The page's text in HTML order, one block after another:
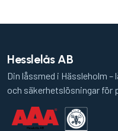
Hesslelås AB
Din låssmed i Hässleholm
och säkerhetslösningar för